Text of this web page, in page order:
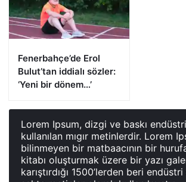
Fenerbahçe’de Erol
Bulut’tan iddialı sözler:
‘Yeni bir dönem…’
Lorem Ipsum, dizgi ve baskı
kullanılan mıgır metinlerdir. Lorem
bilinmeyen bir matbaacının bir
kitabı oluşturmak üzere bir yazı
karıştırdığı 1500’lerden beri